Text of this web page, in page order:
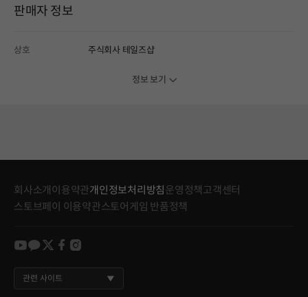
판매자 정보
상호 주식회사 테일즈샵
정보 보기
회사소개 이용약관개인정보처리방침 운영정책고객센터
스토브페이 이용약관스토어게임 반품정책
youtube
kakao
twitter
facebook
instagram
관련 사이트